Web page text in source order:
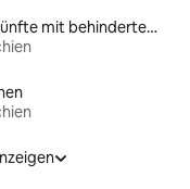
Unterkünfte mit behindertengerechtem Bett